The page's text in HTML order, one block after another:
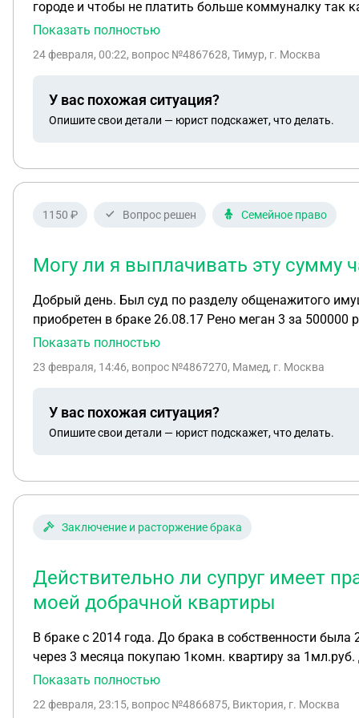
городе и чтобы не платить больше коммуналку так
покупке была часть денег взята в кредит но на имя
от чего у меня сложилось мнение что я до сих пор
деньги и скоро будет оформлять сделку купли-
согласия . будет ли иметь это силу до договора
Показать полностью
24 февраля, 00:22, вопрос №4867628, Тимур, г. Москва
У вас похожая ситуация?
Опишите свои детали — юрист подскажет, что делать.
1150 ₽ Вопрос решен Семейное право
Могу ли я выплачивать эту сумму
Добрый день. Был суд по разделу общенажитого имущества (автомобиль) с бывшим мужем. Брак был зарегистрирован 07.07.17 года. Автомобиль был
приобретен в браке 26.08.17 Рено меган 3 за
за 315000 рублей. Он подал иск на раздел
имущества(автомобиль) с бывшим мужем. Я должна
какие сроки. Доход у меня официально
Показать полностью
23 февраля, 14:46, вопрос №4867270, Мамед, г. Москва
У вас похожая ситуация?
Опишите свои детали — юрист подскажет, что делать.
Заключение и расторжение брака
Действительно ли супруг имеет
моей добрачной квартиры
В браке с 2014 года. До брака в собственности
через 3 месяца покупаю 1комн. квартиру за
ипотечный кредит)банк перевел мне на счёт. Продавцу
квартиры и ипотечного дома. Действительно ли супруг имеет право разделить 1квартиру,которая была куплена на деньги от продажи моей добрачной
Показать полностью
22 февраля, 23:15, вопрос №4866875, Виктория, г. Москва